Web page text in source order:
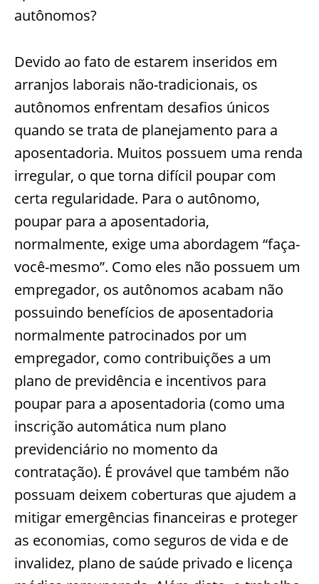
autônomos?
Devido ao fato de estarem inseridos em
arranjos laborais não-tradicionais, os
autônomos enfrentam desafios únicos
quando se trata de planejamento para a
aposentadoria. Muitos possuem uma renda
irregular, o que torna difícil poupar com
certa regularidade. Para o autônomo,
poupar para a aposentadoria,
normalmente, exige uma abordagem “faça-
você-mesmo”. Como eles não possuem um
empregador, os autônomos acabam não
possuindo benefícios de aposentadoria
normalmente patrocinados por um
empregador, como contribuições a um
plano de previdência e incentivos para
poupar para a aposentadoria (como uma
inscrição automática num plano
previdenciário no momento da
contratação). É provável que também não
possuam deixem coberturas que ajudem a
mitigar emergências financeiras e proteger
as economias, como seguros de vida e de
invalidez, plano de saúde privado e licença